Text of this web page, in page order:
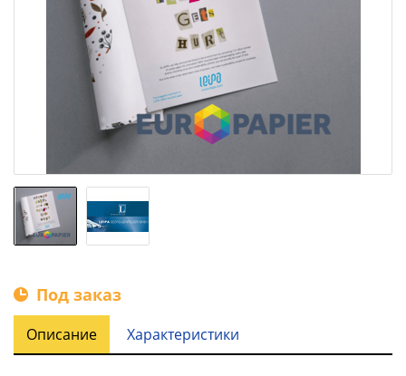
Под заказ
Описание Характеристики